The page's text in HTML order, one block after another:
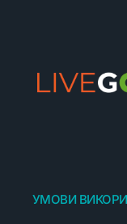
УМОВИ